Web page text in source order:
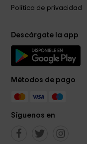
Política de privacidad
Descárgate la app
Métodos de pago
Síguenos en